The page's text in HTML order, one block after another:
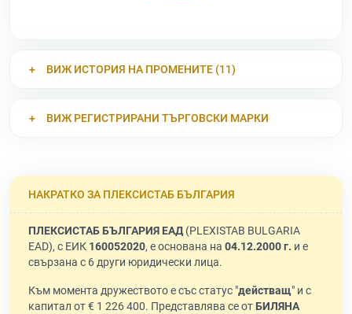
ВИЖ ИСТОРИЯ НА ПРОМЕНИТЕ (11)
ВИЖ РЕГИСТРИРАНИ ТЪРГОВСКИ МАРКИ
НАКРАТКО ЗА ПЛЕКСИСТАБ БЪЛГАРИЯ
ПЛЕКСИСТАБ БЪЛГАРИЯ ЕАД(PLEXISTAB BULGARIA
EAD), с ЕИК 160052020, е основана на 04.12.2000 г. и е
свързана с 6 други юридически лица.
Към момента дружеството е със статус "действащ" и с
капитал от € 1 226 400. Представлява се отБИЛЯНА